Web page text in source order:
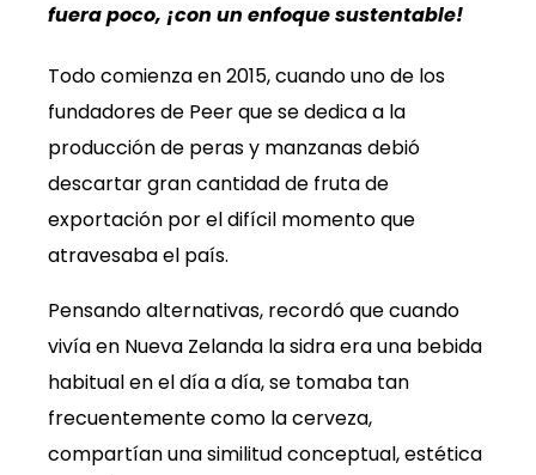
fuera poco, ¡con un enfoque sustentable!
Todo comienza en 2015, cuando uno de los
fundadores de Peer que se dedica a la
producción de peras y manzanas debió
descartar gran cantidad de fruta de
exportación por el difícil momento que
atravesaba el país.
Pensando alternativas, recordó que cuando
vivía en Nueva Zelanda la sidra era una bebida
habitual en el día a día, se tomaba tan
frecuentemente como la cerveza,
compartían una similitud conceptual, estética